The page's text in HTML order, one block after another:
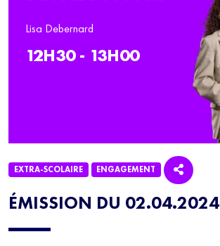
ÉMISSION DU 02.04.2024
EXTRA-SCOLAIRE ENGAGEMENT
Lisa Debernard
12H30 - 13H00